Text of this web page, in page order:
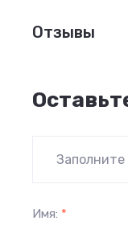
Отзывы
Заполните
Имя: *